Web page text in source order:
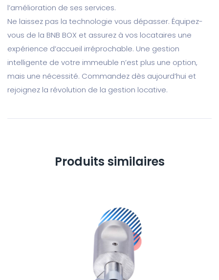
l’amélioration de ses services.
Ne laissez pas la technologie vous dépasser. Équipez-
vous de la BNB BOX et assurez à vos locataires une
expérience d’accueil irréprochable. Une gestion
intelligente de votre immeuble n’est plus une option,
mais une nécessité. Commandez dès aujourd’hui et
rejoignez la révolution de la gestion locative.
Produits similaires